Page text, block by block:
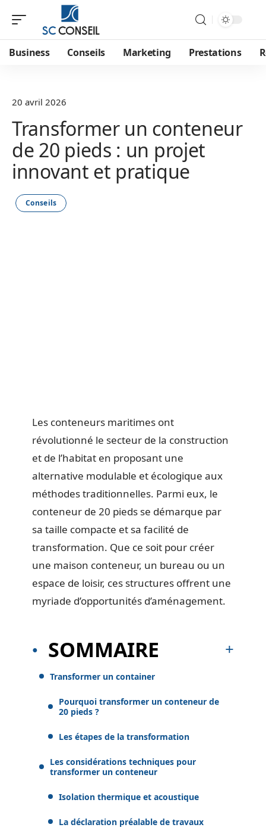
Business Conseils Marketing Prestations
20 avril 2026
Transformer un conteneur
de 20 pieds : un projet
innovant et pratique
Conseils
Les conteneurs maritimes ont
révolutionné le secteur de la construction
et de l’habitat en proposant une
alternative modulable et écologique aux
méthodes traditionnelles. Parmi eux, le
conteneur de 20 pieds se démarque par
sa taille compacte et sa facilité de
transformation. Que ce soit pour créer
une maison conteneur, un bureau ou un
espace de loisir, ces structures offrent une
myriade d’opportunités d’aménagement.
SOMMAIRE
Transformer un container
Pourquoi transformer un conteneur de
20 pieds ?
Les étapes de la transformation
Les considérations techniques pour
transformer un conteneur
Isolation thermique et acoustique
La déclaration préalable de travaux